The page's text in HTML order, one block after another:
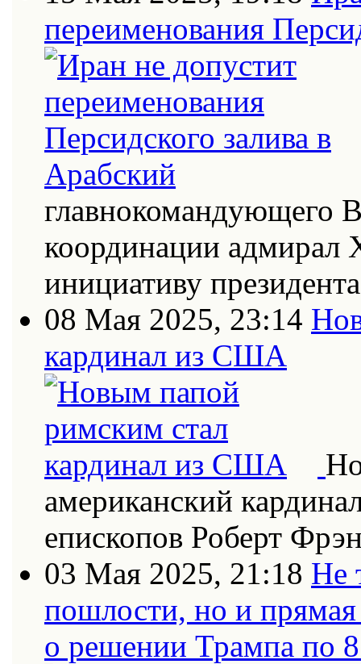
переименования
главнокомандующего
координации адмирал
инициативу
08 Мая 2025, 23:14
кардинал из США
американский
епископов Роберт
03 Мая 2025, 21:18 Не
пошлости, но и
о решении Трампа по